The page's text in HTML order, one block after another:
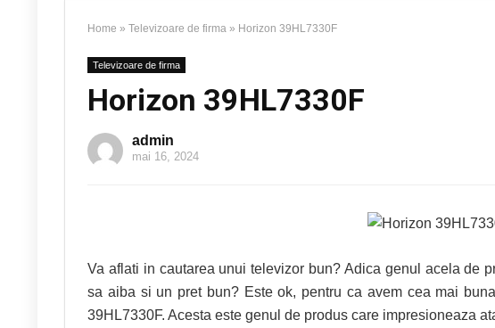
Home » Televizoare de firma » Horizon 39HL7330F
Televizoare de firma
Horizon 39HL7330F
admin
mai 16, 2024
Va aflati in cautarea unui televizor bun? Adica genul acela de
sa aiba si un pret bun? Este ok, pentru ca avem cea mai
39HL7330F. Acesta este genul de produs care impresioneaza